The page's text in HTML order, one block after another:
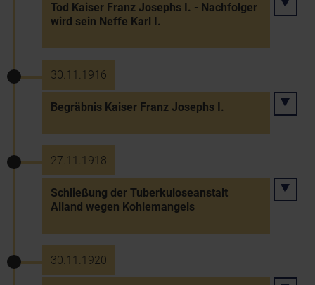
Tod Kaiser Franz Josephs I. - Nachfolger
wird sein Neffe Karl I.
30.11.1916
Begräbnis Kaiser Franz Josephs I.
27.11.1918
Schließung der Tuberkuloseanstalt
Alland wegen Kohlemangels
30.11.1920